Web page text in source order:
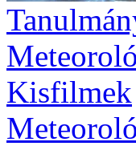
Kisfilmek